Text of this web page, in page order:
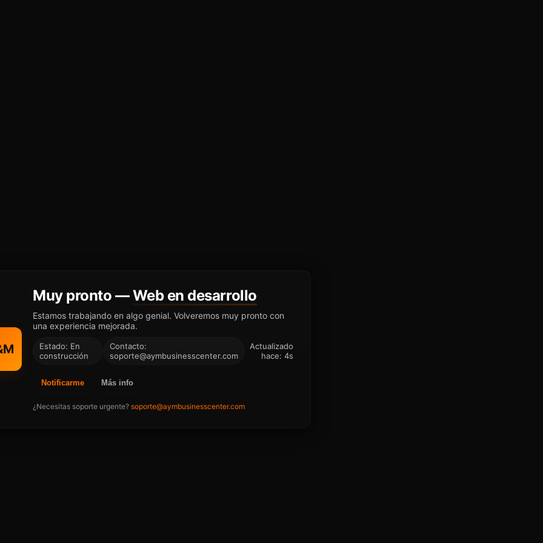
Muy pronto —Web en desarrollo
Estamos trabajando en algo genial. Volveremos muy pronto con
una experiencia mejorada.
Estado: En
construcción
Contacto:
soporte@aymbusinesscenter.com
Actualizado
hace: 4s
Notificarme Más info
¿Necesitas soporte urgente? soporte@aymbusinesscenter.com